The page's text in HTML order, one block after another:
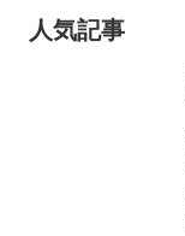
人気記事